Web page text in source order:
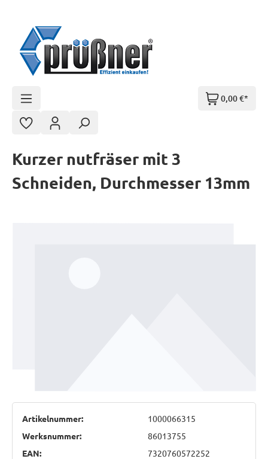
0,00 €*
Kurzer nutfräser mit 3
Schneiden, Durchmesser 13mm
Artikelnummer:
1000066315
Werksnummer:
86013755
EAN:
7320760572252